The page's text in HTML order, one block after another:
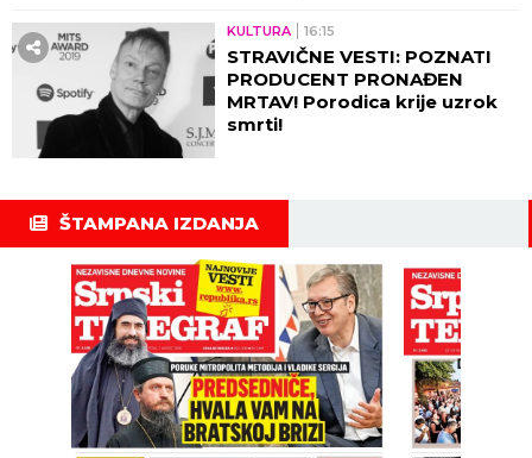
KULTURA 16:15
STRAVIČNE VESTI: POZNATI
PRODUCENT PRONAĐEN
MRTAV! Porodica krije uzrok
smrti!
ŠTAMPANA IZDANJA